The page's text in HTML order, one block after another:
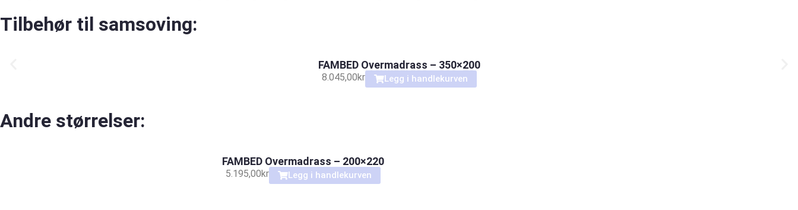
Tilbehør til samsoving:
FAMBED Overmadrass – 350×200
8.045,00kr Legg i handlekurven
Andre størrelser:
FAMBED Overmadrass – 200×220
5.195,00kr Legg i handlekurven